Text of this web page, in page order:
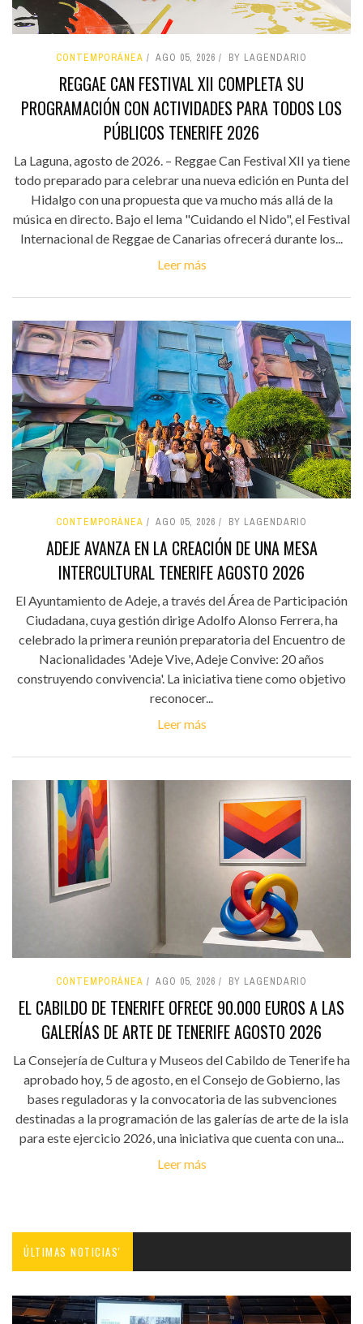
CONTEMPORÁNEA AGO 05, 2026 BY LAGENDARIO
REGGAE CAN FESTIVAL XII COMPLETA SU
PROGRAMACIÓN CON ACTIVIDADES PARA TODOS LOS
PÚBLICOS TENERIFE 2026
La Laguna, agosto de 2026. – Reggae Can Festival XII ya tiene
todo preparado para celebrar una nueva edición en Punta del
Hidalgo con una propuesta que va mucho más allá de la
música en directo. Bajo el lema "Cuidando el Nido", el Festival
Internacional de Reggae de Canarias ofrecerá durante los...
Leer más
CONTEMPORÁNEA AGO 05, 2026 BY LAGENDARIO
ADEJE AVANZA EN LA CREACIÓN DE UNA MESA
INTERCULTURAL TENERIFE AGOSTO 2026
El Ayuntamiento de Adeje, a través del Área de Participación
Ciudadana, cuya gestión dirige Adolfo Alonso Ferrera, ha
celebrado la primera reunión preparatoria del Encuentro de
Nacionalidades 'Adeje Vive, Adeje Convive: 20 años
construyendo convivencia'. La iniciativa tiene como objetivo
reconocer...
Leer más
CONTEMPORÁNEA AGO 05, 2026 BY LAGENDARIO
EL CABILDO DE TENERIFE OFRECE 90.000 EUROS A LAS
GALERÍAS DE ARTE DE TENERIFE AGOSTO 2026
La Consejería de Cultura y Museos del Cabildo de Tenerife ha
aprobado hoy, 5 de agosto, en el Consejo de Gobierno, las
bases reguladoras y la convocatoria de las subvenciones
destinadas a la programación de las galerías de arte de la isla
para este ejercicio 2026, una iniciativa que cuenta con una...
Leer más
ÚLTIMAS NOTICIAS'